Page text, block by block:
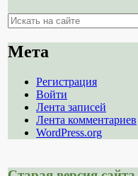
Поиск
Мета
Регистрация
Войти
Лента записей
Лента комментариев
WordPress.org